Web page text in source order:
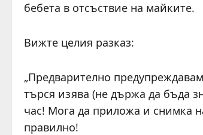
бебета в отсъствие на майките.
Вижте целия разказ:
„Предварително
търся изява (не държа да бъда
час! Мога да приложа и снимка
правилно!